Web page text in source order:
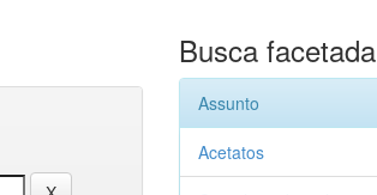
Busca facetada
Assunto
Acetatos